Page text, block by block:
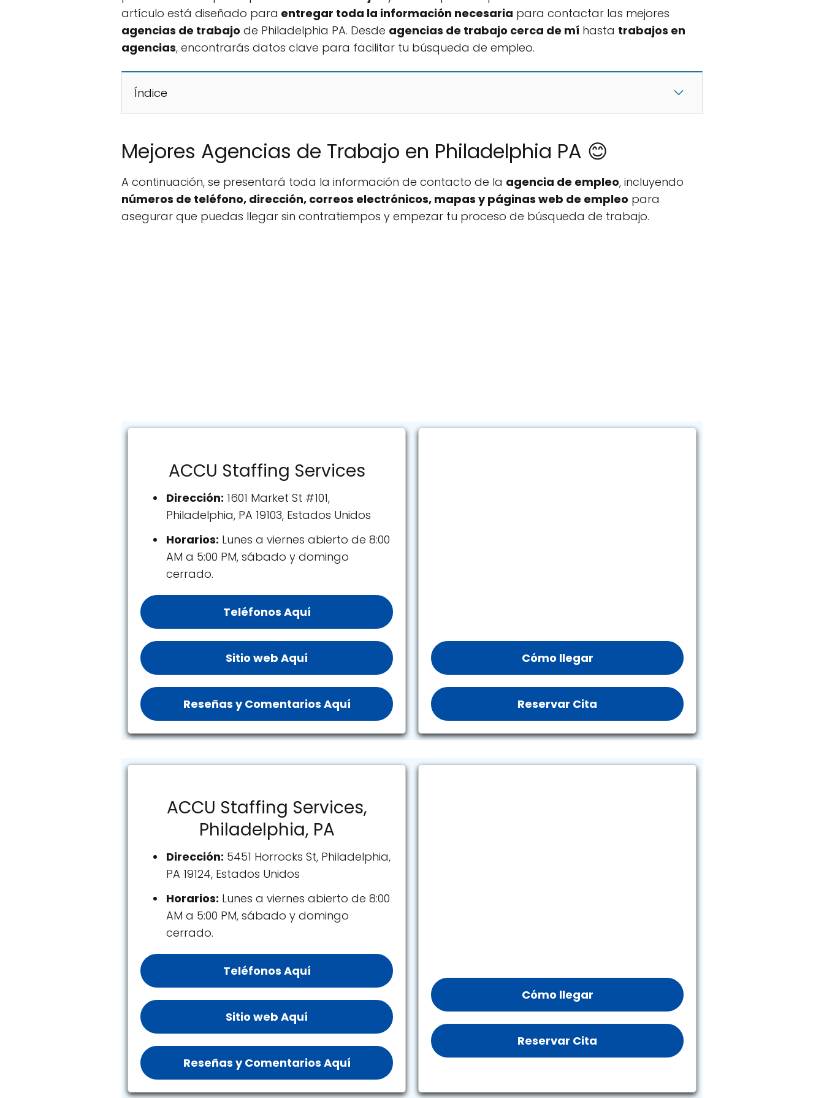
artículo está diseñado para entregar toda la información necesaria para contactar las mejores
agencias de trabajo de Philadelphia PA. Desde agencias de trabajo cerca de mí hasta trabajos en
agencias, encontrarás datos clave para facilitar tu búsqueda de empleo.
Índice
Mejores Agencias de Trabajo en Philadelphia PA 😊
A continuación, se presentará toda la información de contacto de la agencia de empleo, incluyendo
números de teléfono, dirección, correos electrónicos, mapas y páginas web de empleo para
asegurar que puedas llegar sin contratiempos y empezar tu proceso de búsqueda de trabajo.
ACCU Staffing Services
Dirección: 1601 Market St #101,
Philadelphia, PA 19103, Estados Unidos
Horarios: Lunes a viernes abierto de 8:00
AM a 5:00 PM, sábado y domingo
cerrado.
Teléfonos Aquí
Sitio web Aquí
Reseñas y Comentarios Aquí
Cómo llegar
Reservar Cita
ACCU Staffing Services,
Philadelphia, PA
Dirección: 5451 Horrocks St, Philadelphia,
PA 19124, Estados Unidos
Horarios: Lunes a viernes abierto de 8:00
AM a 5:00 PM, sábado y domingo
cerrado.
Teléfonos Aquí
Sitio web Aquí
Reseñas y Comentarios Aquí
Cómo llegar
Reservar Cita